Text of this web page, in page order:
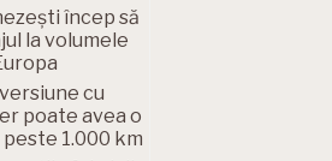
încep să
la volumele
cu
poate avea o
1.000 km